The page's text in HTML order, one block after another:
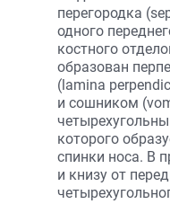
перегородка
одного
костного
образован
(lamina
и сошником
которого
спинки носа. В
и книзу от